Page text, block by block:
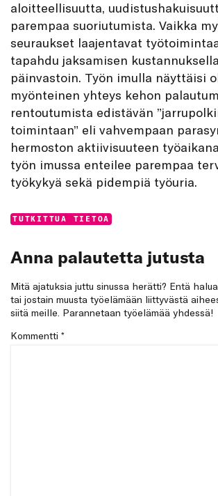
aloitteellisuutta,
parempaa suoriutumista. Vaikka
seuraukset laajentavat
tapahdu jaksamisen
päinvastoin. Työn imulla näyttäisi
myönteinen yhteys kehon
rentoutumista edistävän
toimintaan” eli vahvempaan
hermoston aktiivisuuteen
työn imussa enteilee parempaa
työkykyä sekä pidempiä työuria.
Categories:
TUTKITTUA TIETOA
Anna palautetta jutusta
Mitä ajatuksia juttu sinussa herätti? Entä
tai jostain muusta työelämään liittyvästä
siitä meille. Parannetaan työelämää yhdessä!
Kommentti *